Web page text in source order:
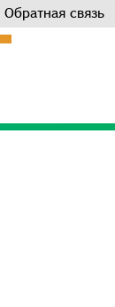
Обратная связь